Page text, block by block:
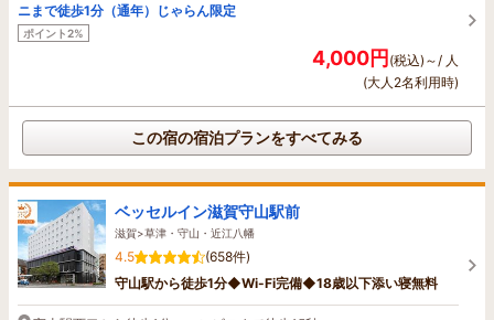
ニまで徒歩1分（通年）じゃらん限定
ポイント2%
4,000円(税込)～/ 人
(大人2名利用時)
この宿の宿泊プランをすべてみる
ベッセルイン滋賀守山駅前
滋賀>草津・守山・近江八幡
4.5
(658件)
守山駅から徒歩1分◆Wi-Fi完備◆18歳以下添い寝無料